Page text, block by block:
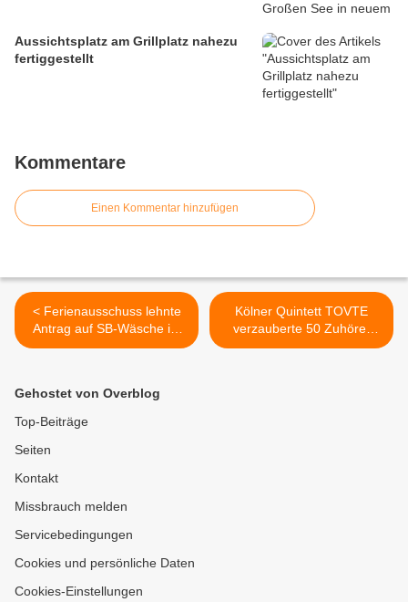
Aussichtsplatz am Grillplatz nahezu
fertiggestellt
Kommentare
Einen Kommentar hinzufügen
< Ferienausschuss lehnte
Antrag auf SB-Wäsche im
Waschpark des
Kölner Quintett TOVTE
verzauberte 50 Zuhörer
beim 4. Veitshöchheimer
Gehostet von Overblog
Top-Beiträge
Seiten
Kontakt
Missbrauch melden
Servicebedingungen
Cookies und persönliche Daten
Cookies-Einstellungen